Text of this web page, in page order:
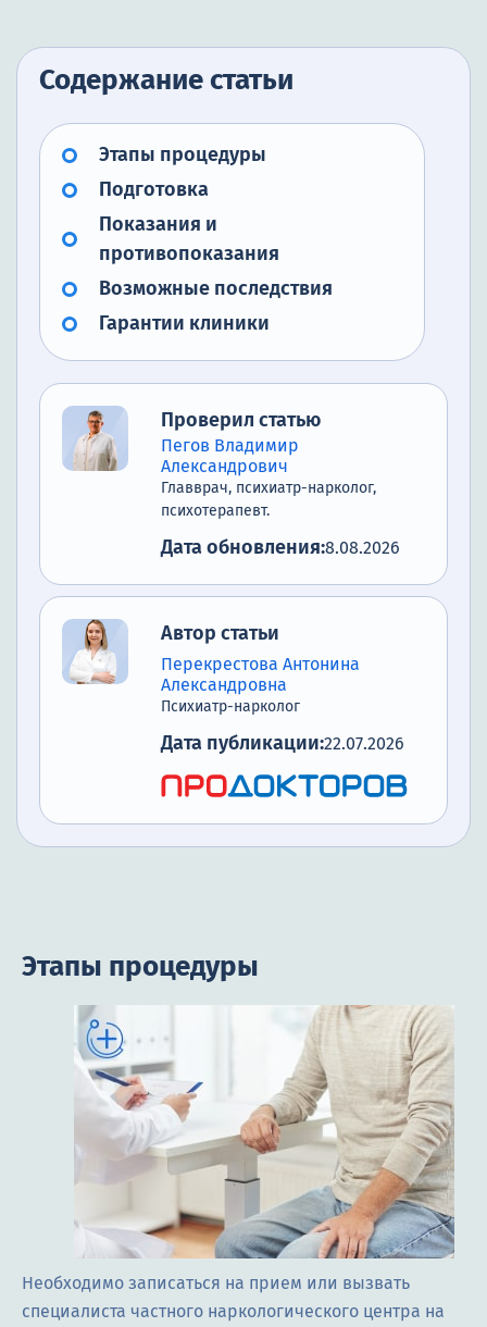
Содержание статьи
Этапы процедуры
Подготовка
Показания и
противопоказания
Возможные последствия
Гарантии клиники
Проверил статью
Пегов Владимир
Александрович
Главврач, психиатр-нарколог,
психотерапевт.
Дата обновления:8.08.2026
Автор статьи
Перекрестова Антонина
Александровна
Психиатр-нарколог
Дата публикации:22.07.2026
Этапы процедуры
Необходимо записаться на прием или вызвать
специалиста частного наркологического центра на